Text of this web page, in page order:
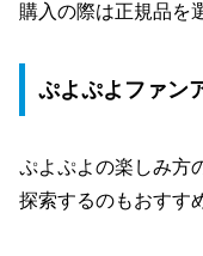
購入の際は正規品を
ぷよぷよファン
ぷよぷよの楽しみ方
探索するのもおすす